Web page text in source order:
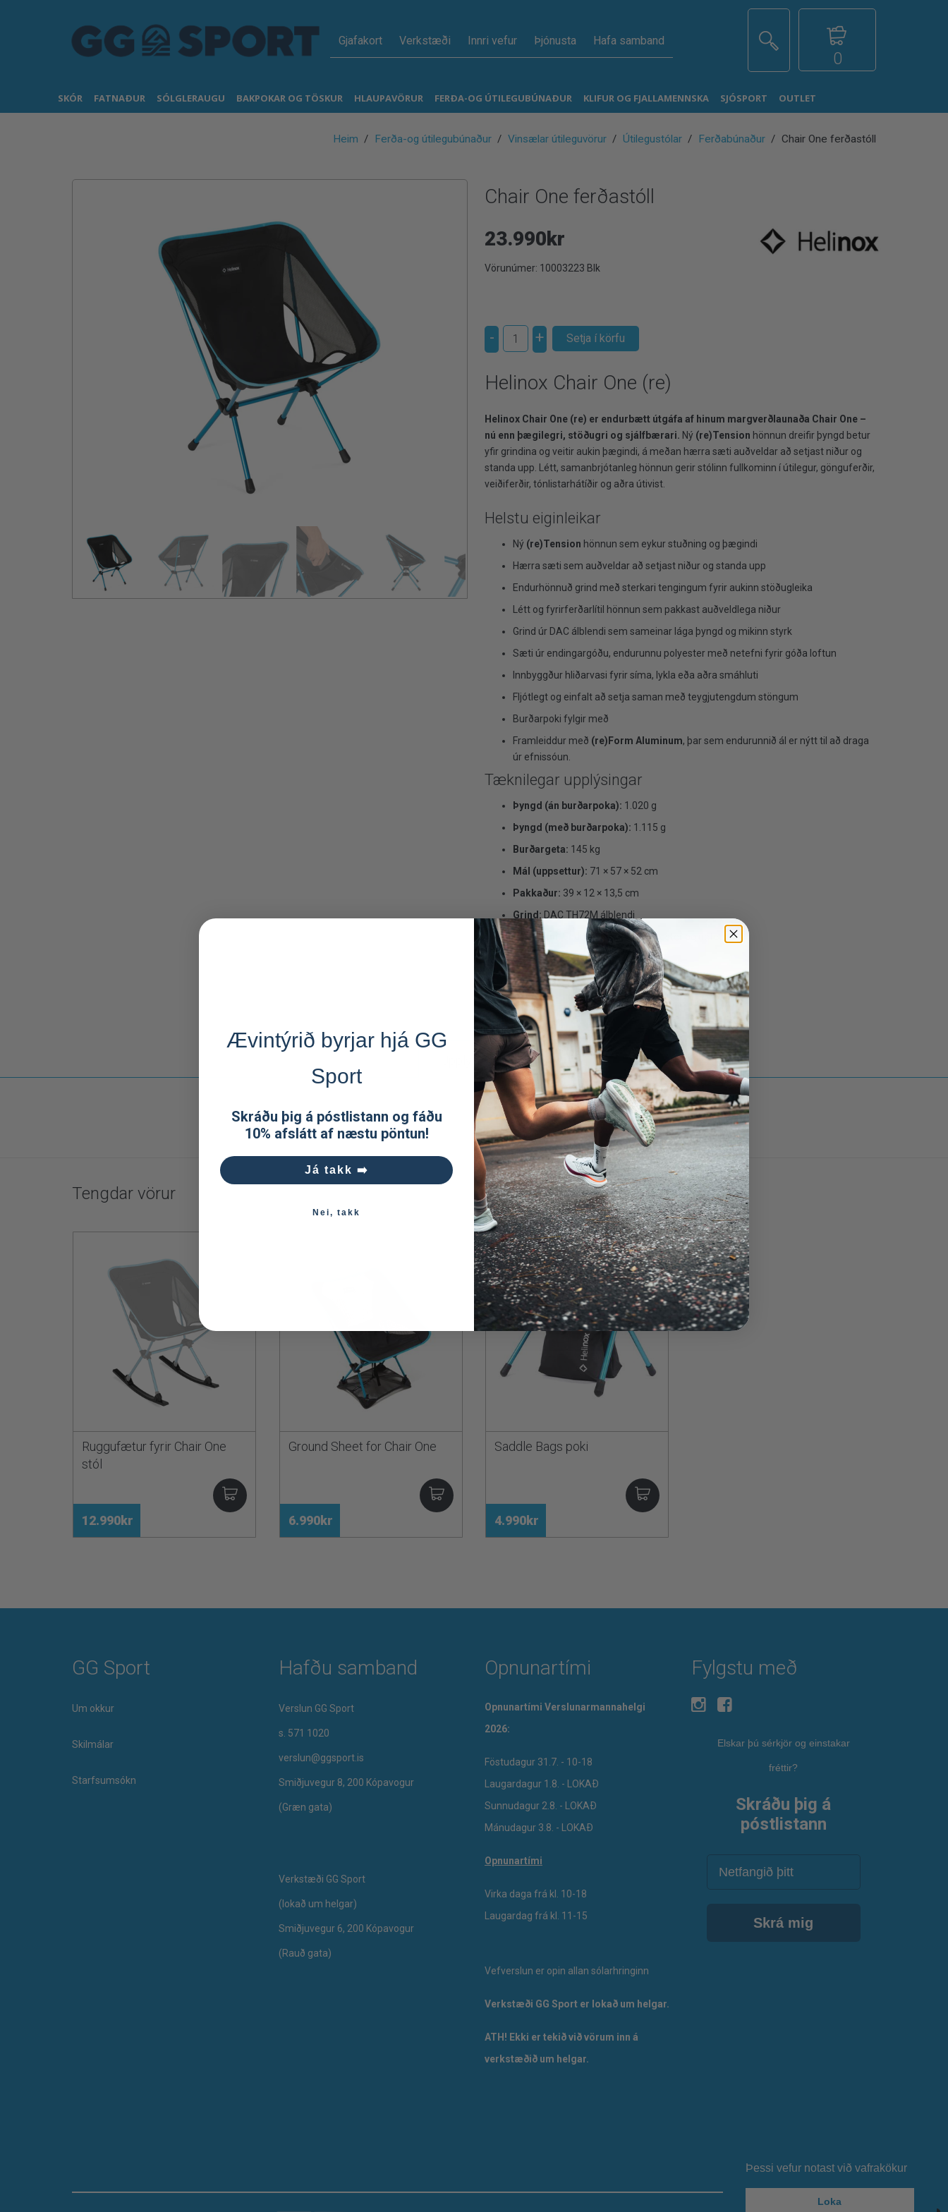
Þessi vefur notast við vafrakökur
Loka
Gjafakort Verkstæði Innri vefur Þjónusta Hafa samband
SKÓR FATNAÐUR SÓLGLERAUGU BAKPOKAR OG TÖSKUR HLAUPAVÖRUR FERÐA-OG ÚTILEGUBÚNAÐUR KLIFUR OG FJALLAMENNSKA SJÓSPORT OUTLET
0
Heim Ferða-og útilegubúnaður Vinsælar útileguvörur Útilegustólar Ferðabúnaður Chair One ferðastóll
Chair One ferðastóll
23.990kr
Vörunúmer: 10003223 Blk
- +
Helinox Chair One (re)
Helinox Chair One (re) er endurbætt útgáfa af hinum margverðlaunaða Chair One –
nú enn þægilegri, stöðugri og sjálfbærari. Ný (re)Tension hönnun dreifir þyngd betur
yfir grindina og veitir aukin þægindi, á meðan hærra sæti auðveldar að setjast niður og
standa upp. Létt, samanbrjótanleg hönnun gerir stólinn fullkominn í útilegur, gönguferðir,
veiðiferðir, tónlistarhátíðir og aðra útivist.
Helstu eiginleikar
Ný (re)Tension hönnun sem eykur stuðning og þægindi
Hærra sæti sem auðveldar að setjast niður og standa upp
Endurhönnuð grind með sterkari tengingum fyrir aukinn stöðugleika
Létt og fyrirferðarlítil hönnun sem pakkast auðveldlega niður
Grind úr DAC álblendi sem sameinar lága þyngd og mikinn styrk
Sæti úr endingargóðu, endurunnu polyester með netefni fyrir góða loftun
Innbyggður hliðarvasi fyrir síma, lykla eða aðra smáhluti
Fljótlegt og einfalt að setja saman með teygjutengdum stöngum
Burðarpoki fylgir með
Framleiddur með (re)Form Aluminum, þar sem endurunnið ál er nýtt til að draga
úr efnissóun.
Tæknilegar upplýsingar
Þyngd (án burðarpoka): 1.020 g
Þyngd (með burðarpoka): 1.115 g
Burðargeta: 145 kg
Mál (uppsettur): 71 × 57 × 52 cm
Pakkaður: 39 × 12 × 13,5 cm
Grind: DAC TH72M álblendi
Sætisefni:
Endurunnið 300D polyester og netefni
Burðarpoki:Fylgir með
Upplýsingar
Tengdar vörur
12.990kr
Ruggufætur fyrir Chair One
stól
6.990kr
Ground Sheet for Chair One
4.990kr
Saddle Bags poki
GG Sport
Um okkur
Skilmálar
Starfsumsókn
Hafðu samband
Verslun GG Sport
s. 571 1020
verslun@ggsport.is
Smiðjuvegur 8, 200 Kópavogur
(Græn gata)
Verkstæði GG Sport
​(lokað um helgar)
Smiðjuvegur 6, 200 Kópavogur
(Rauð gata)
Opnunartími
Opnunartími Verslunarmannahelgi
2026:
Föstudagur 31.7. - 10-18
Laugardagur 1.8. - LOKAÐ
Sunnudagur 2.8. - LOKAÐ
Mánudagur 3.8. - LOKAÐ
Opnunartími
Virka daga frá kl. 10-18
Laugardag frá kl. 11-15
Vefverslun er opin allan sólarhringinn
Verkstæði GG Sport er lokað um helgar.
ATH! Ekki er tekið við vörum inn á
verkstæðið um helgar.
Fylgstu með
Elskar þú sérkjör og einstakar
fréttir?
Skráðu þig á
póstlistann
Skrá mig
Ævintýrið byrjar hjá GG
Sport
Skráðu þig á póstlistann og fáðu
10% afslátt af næstu pöntun!
Já takk ➡️
Nei, takk